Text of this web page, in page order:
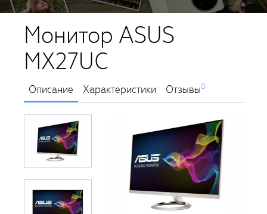
Монитор ASUS
MX27UC
Описание Характеристики Отзывы0